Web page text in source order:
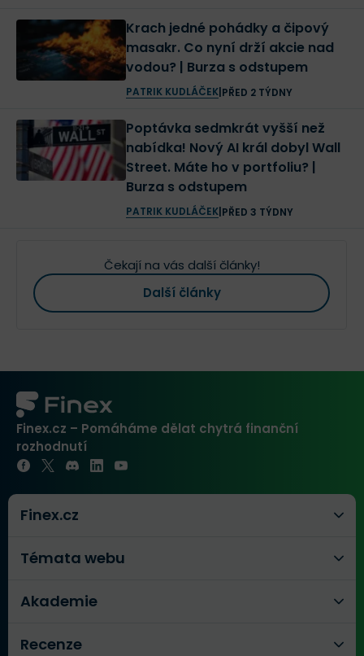
Krach jedné pohádky a čipový
masakr. Co nyní drží akcie nad
vodou? | Burza s odstupem
PATRIK KUDLÁČEK| PŘED 2 TÝDNY
Poptávka sedmkrát vyšší než
nabídka! Nový AI král dobyl Wall
Street. Máte ho v portfoliu? |
Burza s odstupem
PATRIK KUDLÁČEK| PŘED 3 TÝDNY
Čekají na vás další články!
Další články
Finex.cz – Pomáháme dělat chytrá finanční
rozhodnutí
Finex.cz
Témata webu
Akademie
Recenze